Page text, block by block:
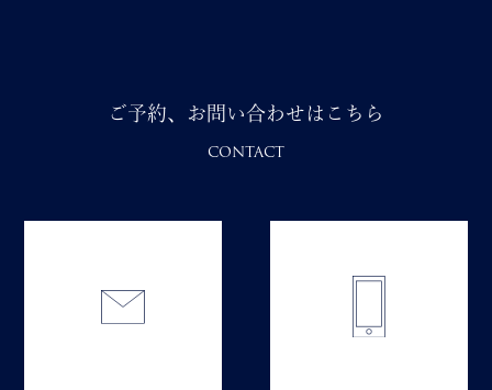
ご予約、お問い合わせはこちら
CONTACT